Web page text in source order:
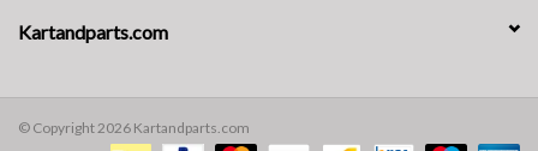
Kartandparts.com
© Copyright 2026 Kartandparts.com